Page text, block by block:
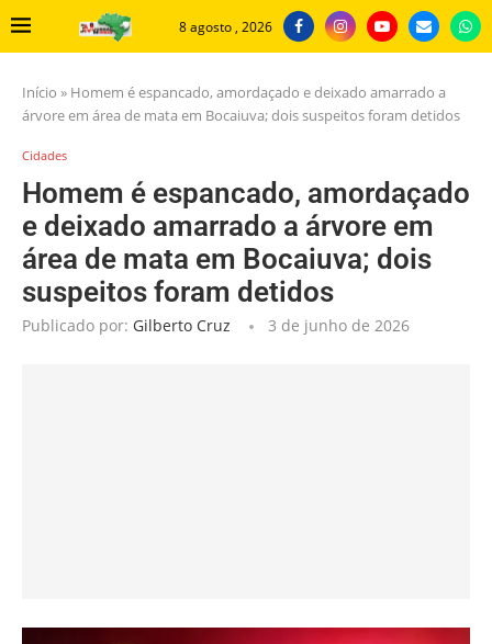
8 agosto , 2026
Início » Homem é espancado, amordaçado e deixado amarrado a
árvore em área de mata em Bocaiuva; dois suspeitos foram detidos
Cidades
Homem é espancado, amordaçado
e deixado amarrado a árvore em
área de mata em Bocaiuva; dois
suspeitos foram detidos
Publicado por: Gilberto Cruz 3 de junho de 2026